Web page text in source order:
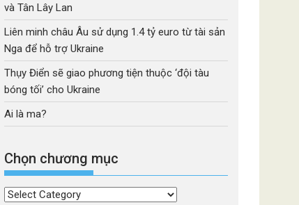
và Tân Lây Lan
Liên minh châu Âu sử dụng 1.4 tỷ euro từ tài sản
Nga để hỗ trợ Ukraine
Thụy Điển sẽ giao phương tiện thuộc ‘đội tàu
bóng tối’ cho Ukraine
Ai là ma?
Chọn chương mục
Chọn